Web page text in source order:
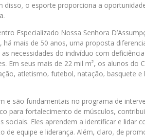
disso, o esporte proporciona a
Especializado Nossa Senhora
há mais de 50 anos, uma proposta
necessidades do indivíduo com
Em seus mais de 22 mil m², os alunos do
atletismo, futebol, natação, basquete
e são fundamentais no programa de
para fortalecimento de músculos,
sociais. Eles aprendem a identificar e
de equipe e liderança. Além, claro, de